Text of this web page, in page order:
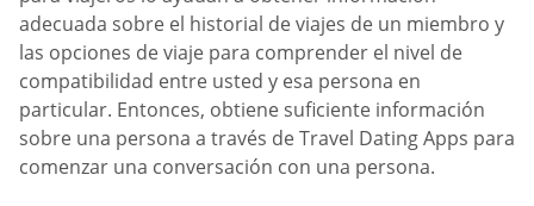
adecuada sobre el historial de viajes de un miembro y
las opciones de viaje para comprender el nivel de
compatibilidad entre usted y esa persona en
particular. Entonces, obtiene suficiente información
sobre una persona a través de Travel Dating Apps para
comenzar una conversación con una persona.